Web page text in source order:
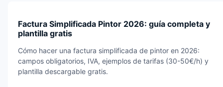
Factura Simplificada Pintor 2026: guía completa y
plantilla gratis
Cómo hacer una factura simplificada de pintor en 2026:
campos obligatorios, IVA, ejemplos de tarifas (30-50€/h) y
plantilla descargable gratis.